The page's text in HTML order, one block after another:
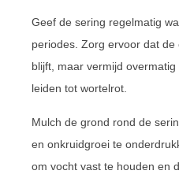
Geef de sering regelmatig
periodes. Zorg ervoor dat
blijft, maar vermijd
leiden tot wortelrot.
Mulch de grond rond de
en onkruidgroei te
om vocht vast te houden en